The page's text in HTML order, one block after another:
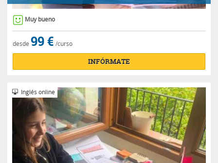
Muy bueno
desde 99 € /curso
INFÓRMATE
Inglés online